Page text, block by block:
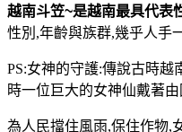
越南斗笠~是越南最具代表
性別,年齡與族群,幾乎人手
PS:女神的守護:傳說古時
時一位巨大的女神仙戴著
為人民擋住風雨,保住作物,